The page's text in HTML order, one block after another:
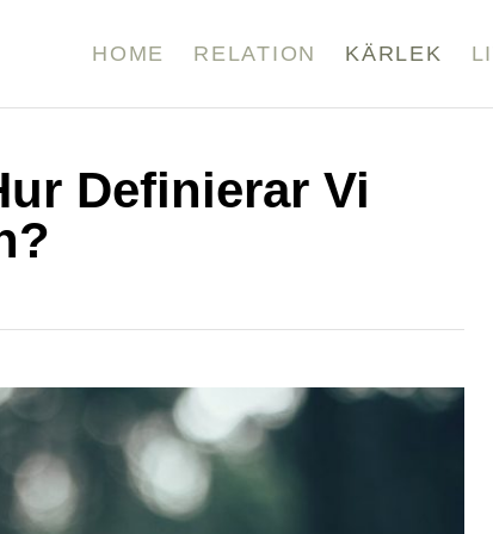
HOME RELATION KÄRLEK
Definierar Vi